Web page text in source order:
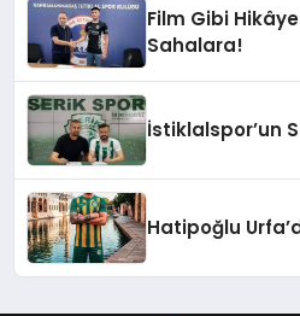
Film Gibi
Sahalara!
İstiklalspor’un
Hatipoğlu